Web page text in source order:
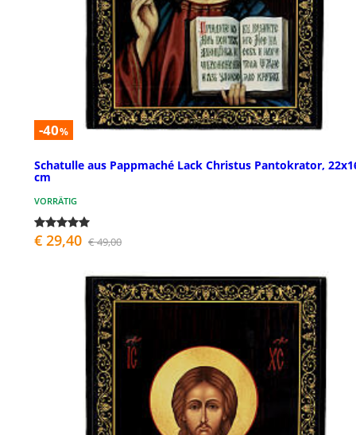
-40%
Schatulle aus Pappmaché Lack Christus Pantokrator,
cm
VORRÄTIG
€ 29,40 € 49,00